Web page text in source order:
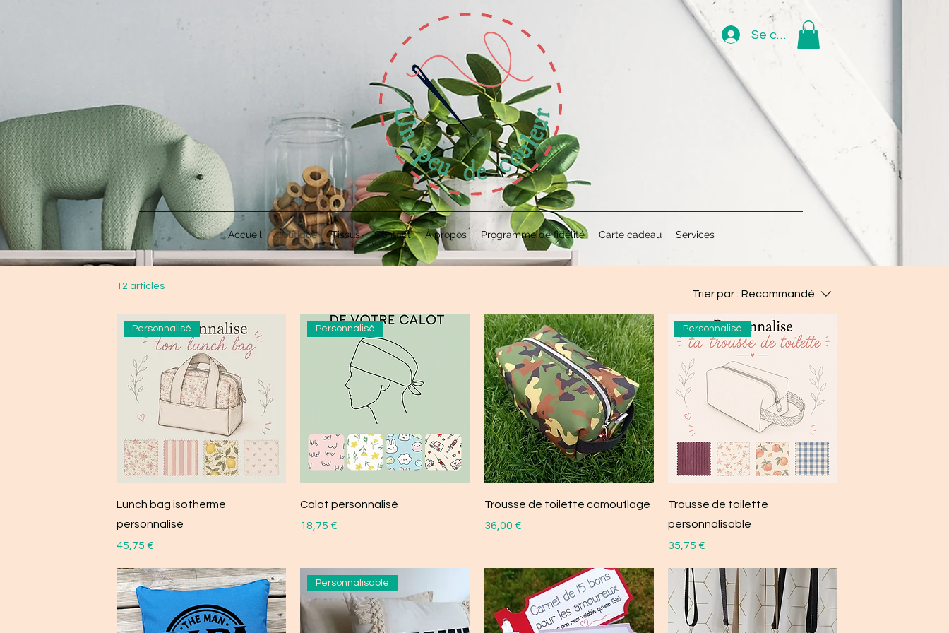
Se connecter
Accueil Boutique Tissus Contact À propos Programme de fidélité Carte cadeau Services
12 articles
Trier par : Recommandé
Personnalisé
Lunch bag isotherme
personnalisé
Prix
45,75 €
Personnalisé
Calot personnalisé
Prix
18,75 €
Trousse de toilette camouflage
Prix
36,00 €
Personnalisé
Trousse de toilette
personnalisable
Prix
35,75 €
Personnalisable